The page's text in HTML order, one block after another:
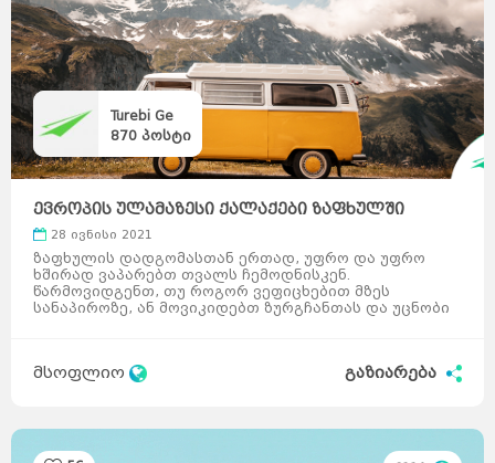
Turebi Ge
870 პოსტი
ევროპის ულამაზესი ქალაქები ზაფხულში
სამოგზაუროდ
28 ივნისი 2021
ზაფხულის დადგომასთან ერთად, უფრო და უფრო
ხშირად ვაპარებთ თვალს ჩემოდნისკენ.
წარმოვიდგენთ, თუ როგორ ვეფიცხებით მზეს
სანაპიროზე, ან მოვიკიდებთ ზურგჩანთას და უცნობი
მსოფლიო გაზიარება